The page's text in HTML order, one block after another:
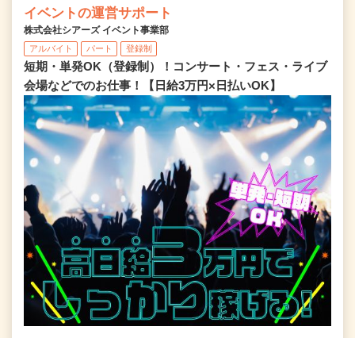
イベントの運営サポート
株式会社シアーズ イベント事業部
アルバイト パート 登録制
短期・単発OK（登録制）！コンサート・フェス・ライブ
会場などでのお仕事！【日給3万円×日払いOK】